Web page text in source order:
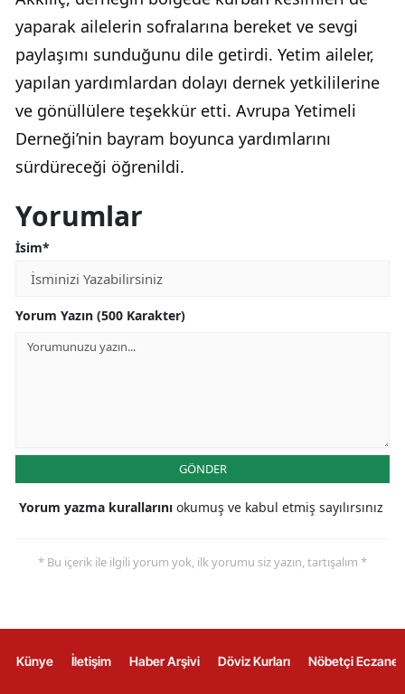
yaparak ailelerin sofralarına bereket ve sevgi
paylaşımı sunduğunu dile getirdi. Yetim aileler,
yapılan yardımlardan dolayı dernek yetkililerine
ve gönüllülere teşekkür etti. Avrupa Yetimeli
Derneği’nin bayram boyunca yardımlarını
sürdüreceği öğrenildi.
Yorumlar
İsim*
Yorum Yazın (500 Karakter)
GÖNDER
Yorum yazma kurallarını okumuş ve kabul etmiş sayılırsınız
* Bu içerik ile ilgili yorum yok, ilk yorumu siz yazın, tartışalım *
Künye İletişim Haber Arşivi Döviz Kurları Nöbetçi